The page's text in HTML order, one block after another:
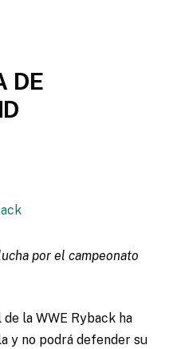
DE
por el campeonato
la WWE Ryback ha
y no podrá defender su